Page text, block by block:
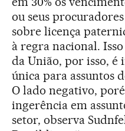
ou seus
sobre licença
à regra nacional.
da União, por isso,
única para assuntos
O lado negativo,
ingerência em
setor, observa